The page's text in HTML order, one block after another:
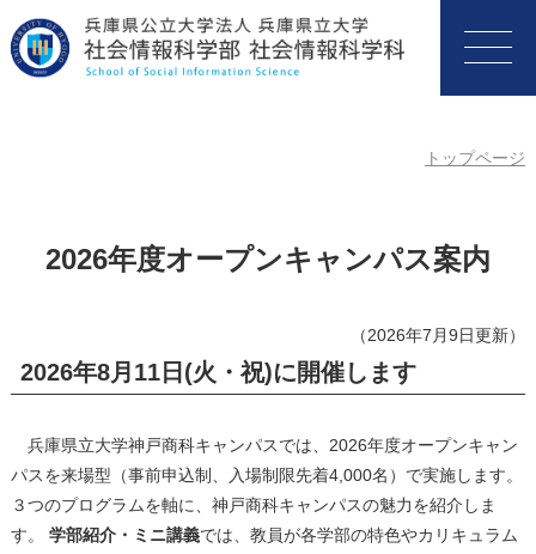
トップページ
2026年度オープンキャンパス案内
（2026年7月9日更新）
2026年8月11日(火・祝)に開催します
兵庫県立大学神戸商科キャンパスでは、2026年度オープンキャン
パスを来場型（事前申込制、入場制限先着4,000名）で実施します。
３つのプログラムを軸に、神戸商科キャンパスの魅力を紹介しま
す。 学部紹介・ミニ講義では、教員が各学部の特色やカリキュラム